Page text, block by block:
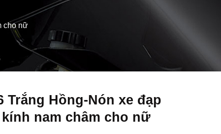
cho nữ
Trắng Hồng-Nón xe đạp
nam châm cho nữ